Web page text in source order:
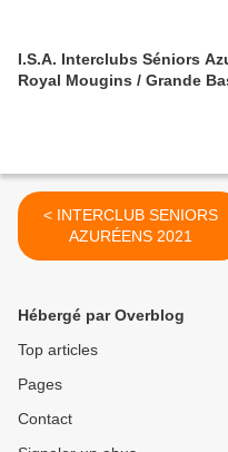
I.S.A. Interclubs Séniors
Royal Mougins / Grande
< INTERCLUB SENIORS
AZURÉENS 2021
Hébergé par Overblog
Top articles
Pages
Contact